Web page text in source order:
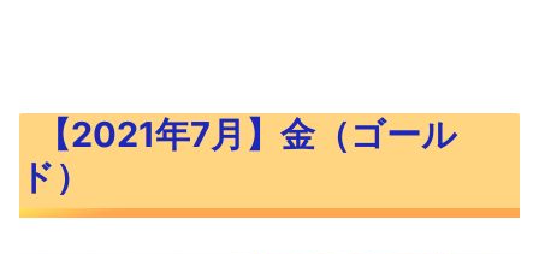
【2021年7月】金（ゴール
ド）